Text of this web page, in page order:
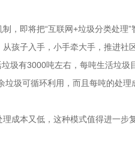
即将把“互联网+垃圾分类处理”
子入手，小手牵大手，推进社区
有3000吨左右，每吨生活垃圾
圾可循环利用，而且每吨的处
成本又低，这种模式值得进一步复